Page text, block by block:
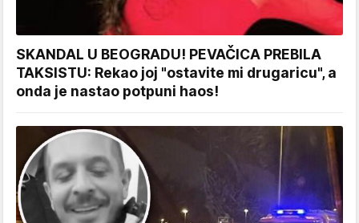
SKANDAL U BEOGRADU! PEVAČICA PREBILA
TAKSISTU: Rekao joj "ostavite mi drugaricu", a
onda je nastao potpuni haos!